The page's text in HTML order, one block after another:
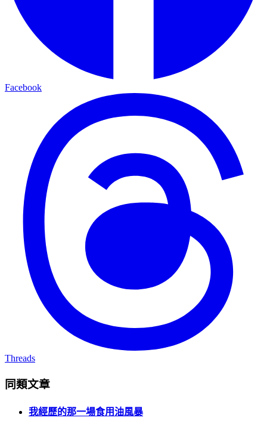
Facebook
Threads
同類文章
我經歷的那一場食用油風暴